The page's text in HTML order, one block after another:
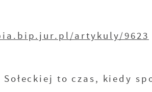
artykuly/9623
to czas, kiedy